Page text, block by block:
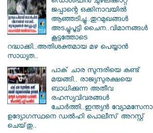
ജപ്പാന്റെ ഒക്കിനാവയിൽ
ആഞ്ഞടിച്ചു..തുറമുഖങ്ങൾ
അടച്ചുപൂട്ടി ചൈന..വിമാനങ്ങൾ
കൂട്ടത്തോടെ
റദ്ധാക്കി..അതിശക്തമായ മഴ പെയ്യാൻ
സാധ്യത..
പാക് ചാര സുന്ദരിയെ കണ്ട്
മയങ്ങി.. രാജ്യസുരക്ഷയെ
ബാധിക്കുന്ന അതീവ
രഹസ്യവിവരങ്ങൾ
ചോർത്തി..ഇന്ത്യൻ വ്യോമസേനാ
ഉദ്യോഗസ്ഥനെ ഡൽഹി പൊലീസ് അറസ്റ്റ്
ചെയ്‌തു..